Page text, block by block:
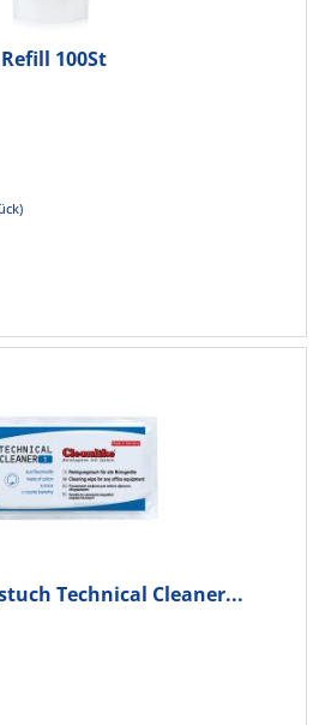
100St
Technical Cleaner...